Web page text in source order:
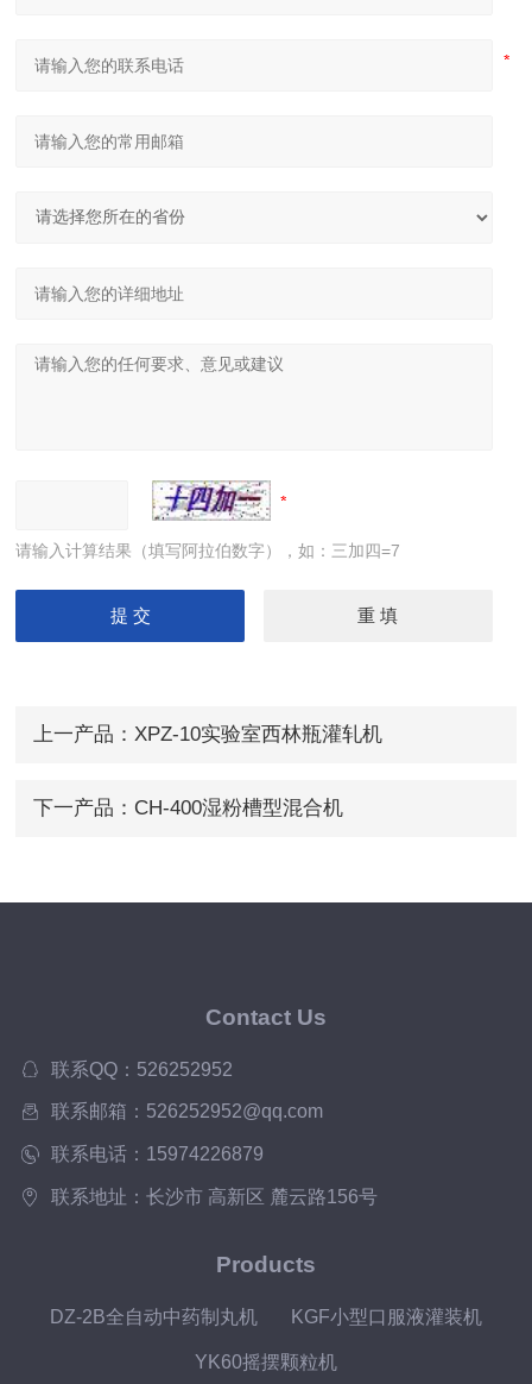
请输入计算结果（填写阿拉伯数字），如：三加四=7
上一产品： XPZ-10实验室西林瓶灌轧机
下一产品： CH-400湿粉槽型混合机
Contact Us
联系QQ：526252952
联系邮箱：526252952@qq.com
联系电话：15974226879
联系地址：长沙市 高新区 麓云路156号
Products
DZ-2B全自动中药制丸机 KGF小型口服液灌装机
YK60摇摆颗粒机